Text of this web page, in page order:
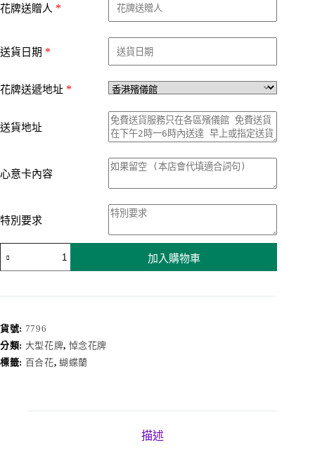
花牌送贈人 *
送貨日期 *
花牌送遞地址 *
送貨地址
心意卡內容
特別要求
牌
數
量
加入購物車
貨號: 7796
分類: 大型花牌, 悼念花牌
標籤: 百合花, 蝴蝶蘭
描述